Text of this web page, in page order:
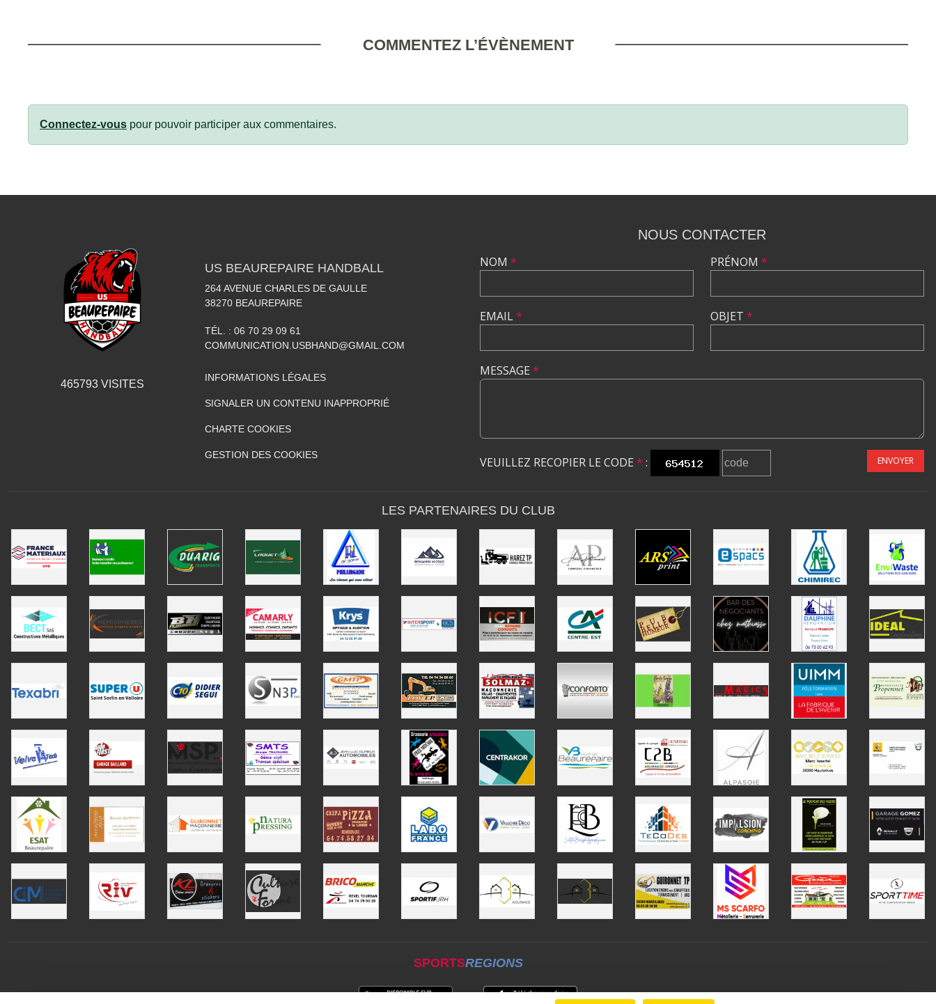
COMMENTEZ L’ÉVÈNEMENT
Connectez-vous pour pouvoir participer aux commentaires.
465793 VISITES
US BEAUREPAIRE HANDBALL
264 AVENUE CHARLES DE GAULLE
38270 BEAUREPAIRE
TÉL. : 06 70 29 09 61
COMMUNICATION.USBHAND@GMAIL.COM
INFORMATIONS LÉGALES
SIGNALER UN CONTENU INAPPROPRIÉ
CHARTE COOKIES
GESTION DES COOKIES
NOUS CONTACTER
NOM *
EMAIL*
PRÉNOM *
OBJET *
MESSAGE *
VEUILLEZ RECOPIER LE CODE * : ENVOYER
LES PARTENAIRES DU CLUB
SPORTSREGIONS